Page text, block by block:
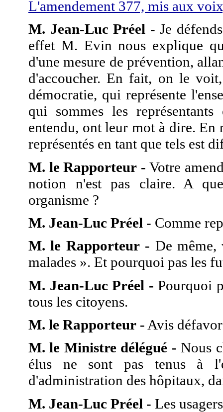
L'amendement 377, mis aux
M. Jean-Luc Préel - Je
effet M. Evin nous explique
d'une mesure de prévention,
d'accoucher. En fait, on le
démocratie, qui représente
qui sommes les
entendu, ont leur mot à dire. En
représentés en tant que tels est
M. le Rapporteur - Votre
notion n'est pas claire. A
organisme ?
M. Jean-Luc Préel - Comme
M. le Rapporteur - De même,
malades ». Et pourquoi pas les
M. Jean-Luc Préel - Pourquoi
tous les citoyens.
M. le Rapporteur - Avis
M. le Ministre délégué - Nous
élus ne sont pas tenus à
d'administration des hôpitaux,
M. Jean-Luc Préel - Les